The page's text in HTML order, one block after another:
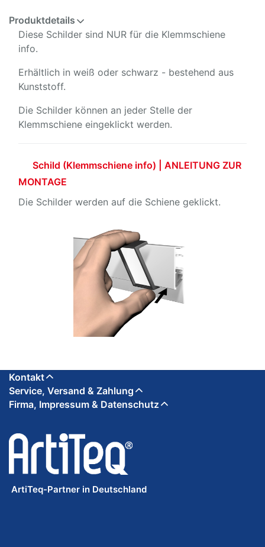
Produktdetails
Diese Schilder sind NUR für die Klemmschiene
info.
Erhältlich in weiß oder schwarz - bestehend aus
Kunststoff.
Die Schilder können an jeder Stelle der
Klemmschiene eingeklickt werden.
Schild (Klemmschiene info) | ANLEITUNG ZUR
MONTAGE
Die Schilder werden auf die Schiene geklickt.
Kontakt
Service, Versand & Zahlung
Firma, Impressum & Datenschutz
ArtiTeq-Partner in Deutschland